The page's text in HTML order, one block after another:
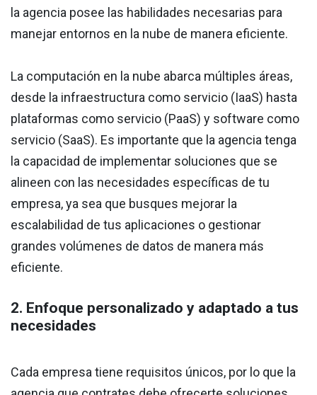
la agencia posee las habilidades necesarias para
manejar entornos en la nube de manera eficiente.
La computación en la nube abarca múltiples áreas,
desde la infraestructura como servicio (IaaS) hasta
plataformas como servicio (PaaS) y software como
servicio (SaaS). Es importante que la agencia tenga
la capacidad de implementar soluciones que se
alineen con las necesidades específicas de tu
empresa, ya sea que busques mejorar la
escalabilidad de tus aplicaciones o gestionar
grandes volúmenes de datos de manera más
eficiente.
2. Enfoque personalizado y adaptado a tus
necesidades
Cada empresa tiene requisitos únicos, por lo que la